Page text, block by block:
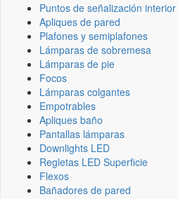
Puntos de señalización interior
Apliques de pared
Plafones y semiplafones
Lámparas de sobremesa
Lámparas de pie
Focos
Lámparas colgantes
Empotrables
Apliques baño
Pantallas lámparas
Downlights LED
Regletas LED Superficie
Flexos
Bañadores de pared